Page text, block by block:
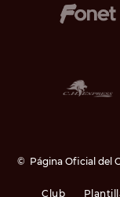
© Página Oficial del
Club